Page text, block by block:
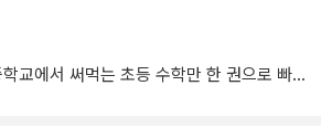
교에서 써먹는 초등 수학만 한 권으로 빠르